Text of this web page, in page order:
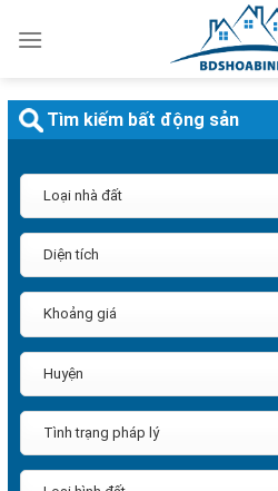
qua
dung
Tìm kiếm bất động sản